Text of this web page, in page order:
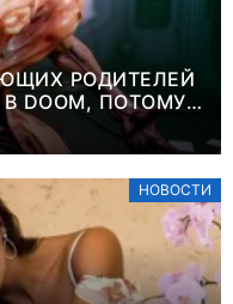
РОДИТЕЛЕЙ
DOOM, ПОТОМУ
ПРО
НОВОСТИ